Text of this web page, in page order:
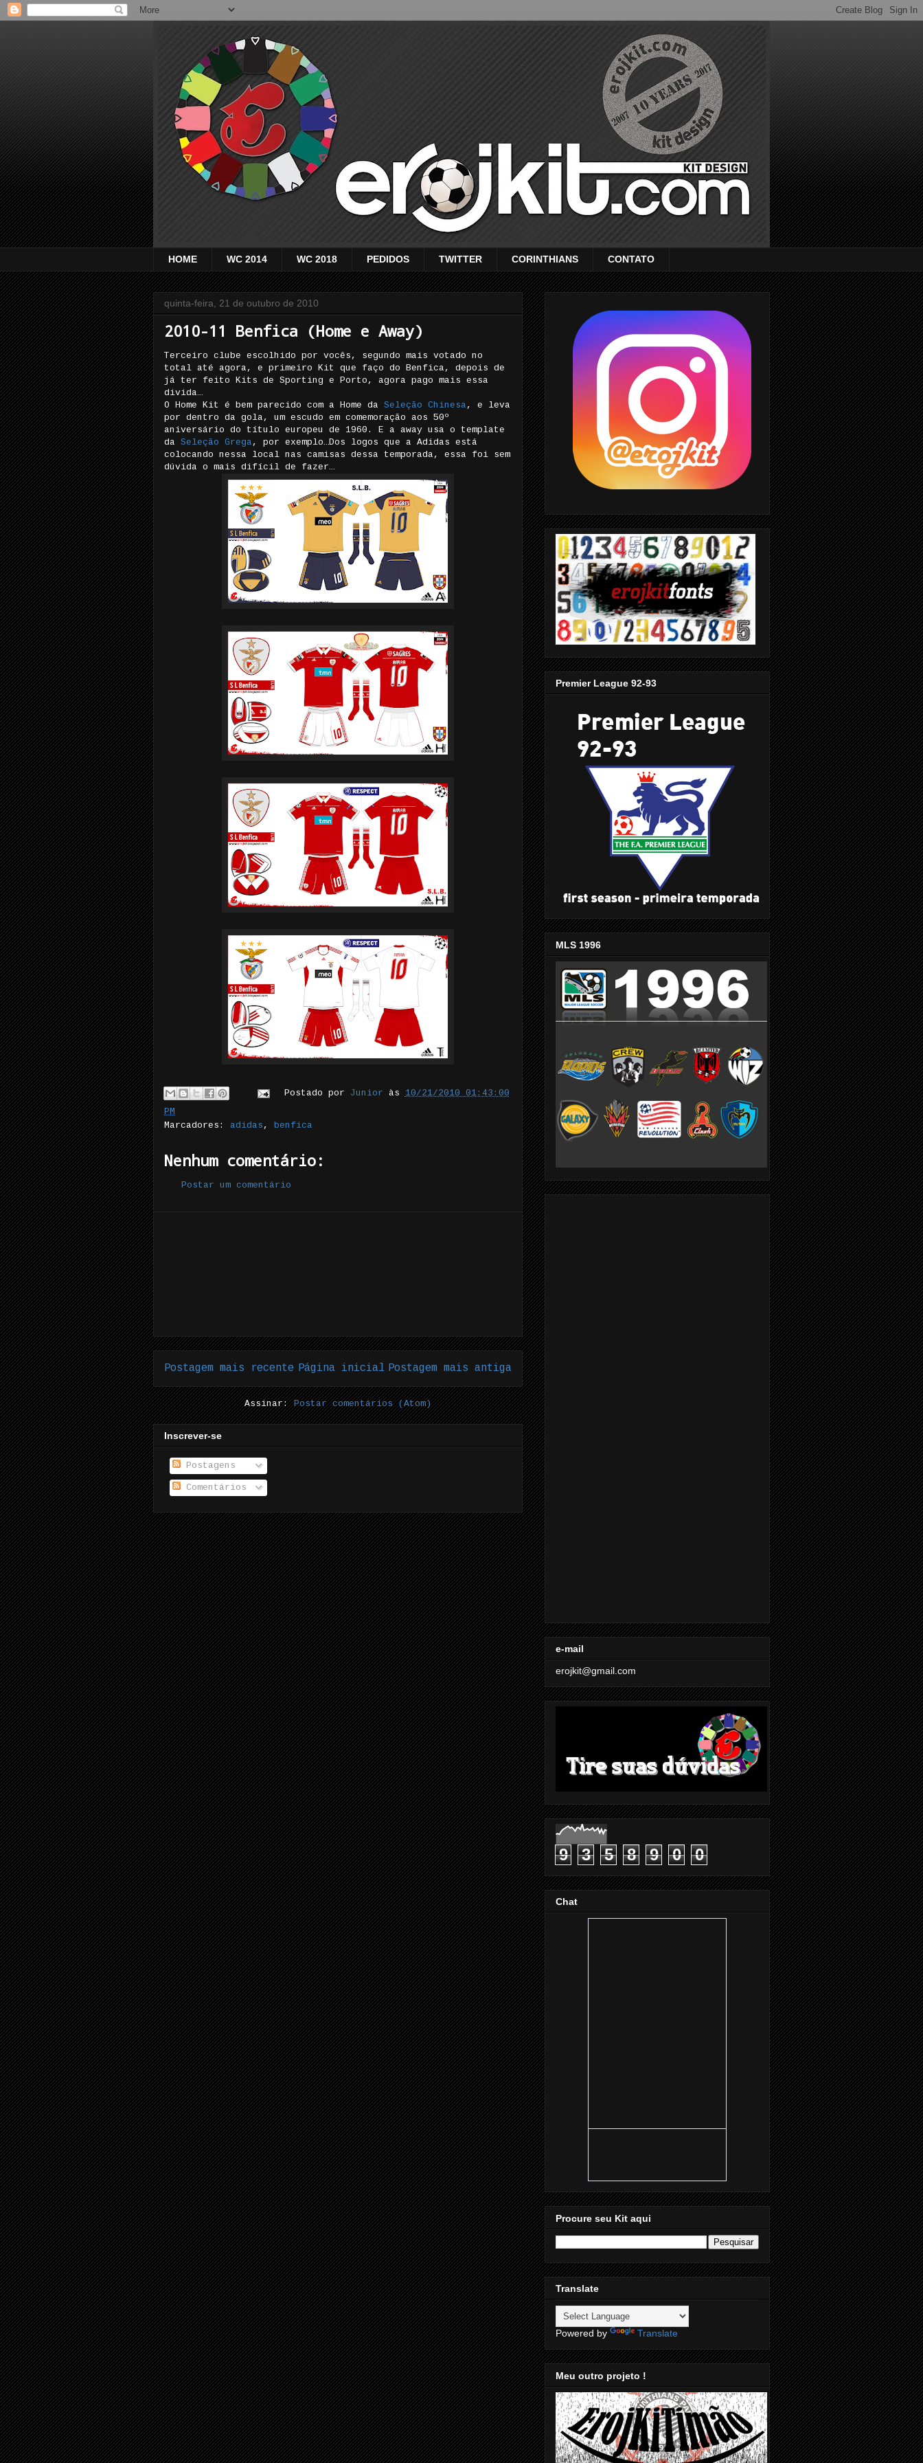
HOME WC 2014 WC 2018 PEDIDOS TWITTER CORINTHIANS CONTATO
quinta-feira, 21 de outubro de 2010
2010-11 Benfica (Home e Away)
Terceiro clube escolhido por vocês, segundo mais votado no
total até agora, e primeiro Kit que faço do Benfica, depois de
já ter feito Kits de Sporting e Porto, agora pago mais essa
divida…
O Home Kit é bem parecido com a Home da Seleção Chinesa , e leva
por dentro da gola, um escudo em comemoração aos 50º
aniversário do título europeu de 1960. E a away usa o template
da Seleção Grega , por exemplo…Dos logos que a Adidas está
colocando nessa local nas camisas dessa temporada, essa foi sem
dúvida o mais difícil de fazer…
Postado por Junior às 10/21/2010 01:43:00
PM
Marcadores: adidas , benfica
Nenhum comentário:
Postar um comentário
Postagem mais recente Postagem mais antiga
Página inicial
Assinar:Postar comentários (Atom)
Inscrever-se
Postagens
Comentários
Premier League 92-93
MLS 1996
e-mail
erojkit@gmail.com
9 3 5 8 9 0 0
Chat
Procure seu Kit aqui
Translate
Powered by Translate
Meu outro projeto !